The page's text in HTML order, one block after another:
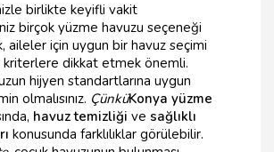
birlikte keyifli vakit
birçok yüzme havuzu seçeneği
aileler için uygun bir havuz seçimi
kriterlere dikkat etmek önemli.
hijyen standartlarına uygun
olmalısınız. ÇünküKonya yüzme
havuz temizliği ve sağlıklı
konusunda farklılıklar görülebilir.